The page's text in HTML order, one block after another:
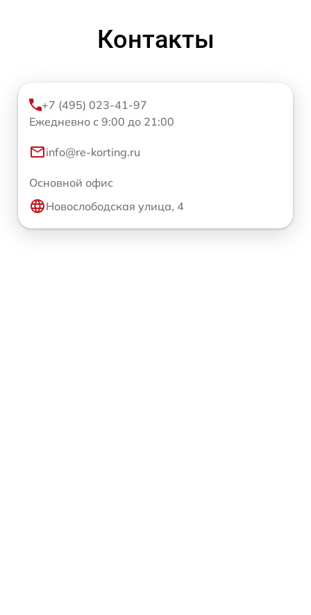
Контакты
+7 (495) 023-41-97
Ежедневно с 9:00 до 21:00
info@re-korting.ru
Основной офис
Новослободская улица, 4